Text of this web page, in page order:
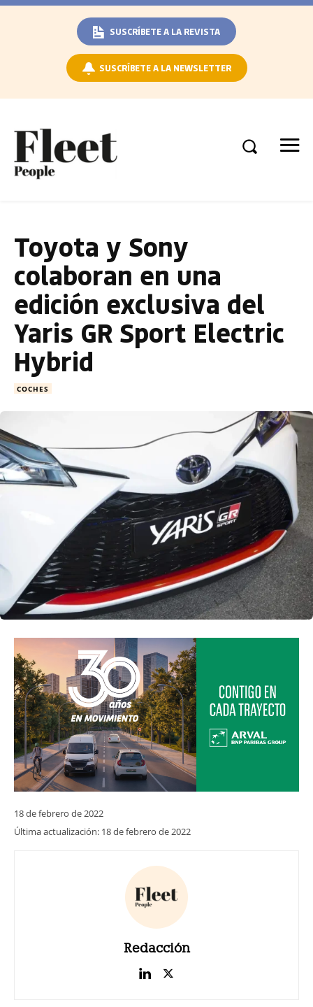
SUSCRÍBETE A LA REVISTA
SUSCRÍBETE A LA NEWSLETTER
Toyota y Sony
colaboran en una
edición exclusiva del
Yaris GR Sport Electric
Hybrid
COCHES
18 de febrero de 2022
Última actualización: 18 de febrero de 2022
Redacción